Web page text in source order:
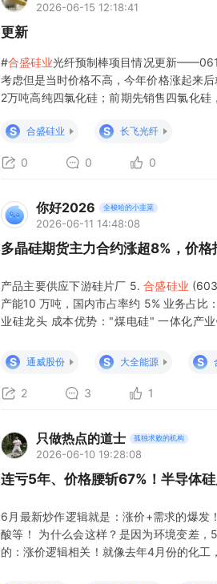
2026-06-15 12:18:41
更新
#合盛硅业光纤预制棒项目情况更新
考虑但是当时价格不高，今年价格涨起来
2万吨高纯四氯化硅；前期先销售四氯化
S
合盛硅业 S 长飞光纤
0 0 0
你好2026 全梭哈的小韭菜
2026-06-11 14:48:08
多晶硅期货主力合约涨超8%，价
产品主要供应下游硅片厂 5. 合盛硅业
产能10 万吨，国内市占率约 5% 业务占比
业硅龙头 成本优势："煤电硅" 一体化产
S
通威股份 S 大全能源 S
2 3 1
只做热点的道士 孤独求败的机构
2026-06-10 19:28:08
连亏5年、价格腰斩67%！半导体
6月最新炒作逻辑就是：涨价+需求的爆发
酸等！ 为什么会这样？是因为环境变差
的：涨价逻辑相关！就像去年4月份的化